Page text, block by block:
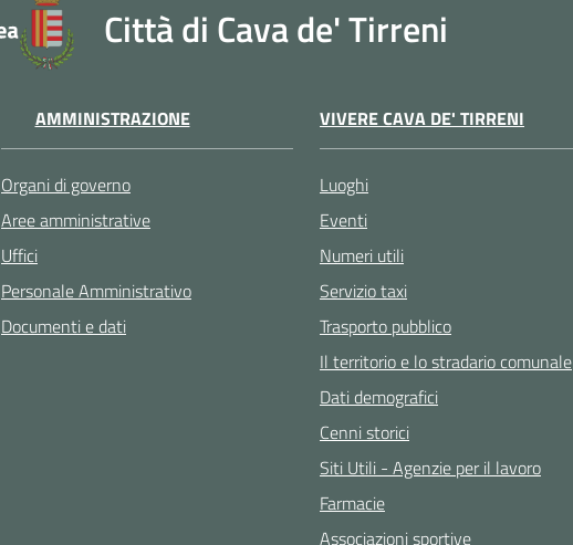
Città di Cava de' Tirreni
AMMINISTRAZIONE
Organi di governo
Aree amministrative
Uffici
Personale Amministrativo
Documenti e dati
VIVERE CAVA DE' TIRRENI
Luoghi
Eventi
Numeri utili
Servizio taxi
Trasporto pubblico
Il territorio e lo stradario comunale
Dati demografici
Cenni storici
Siti Utili - Agenzie per il lavoro
Farmacie
Associazioni sportive